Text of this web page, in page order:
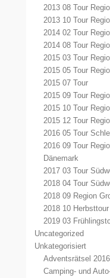
2013 08 Tour
2013 10 Tour
2014 02 Tour
2014 08 Tour
2015 03 Tour
2015 05 Tour
2015 07 Tour
2015 09 Tour
2015 10 Tour
2015 12 Tour
2016 05 Tour
2016 09 Tour
Dänemark
2017 03 Tour
2018 04 Tour
2018 09 Region
2018 10 Herbsttour
2019 03
Uncategorized
Unkategorisiert
Adventsrätsel 2016
Camping- und